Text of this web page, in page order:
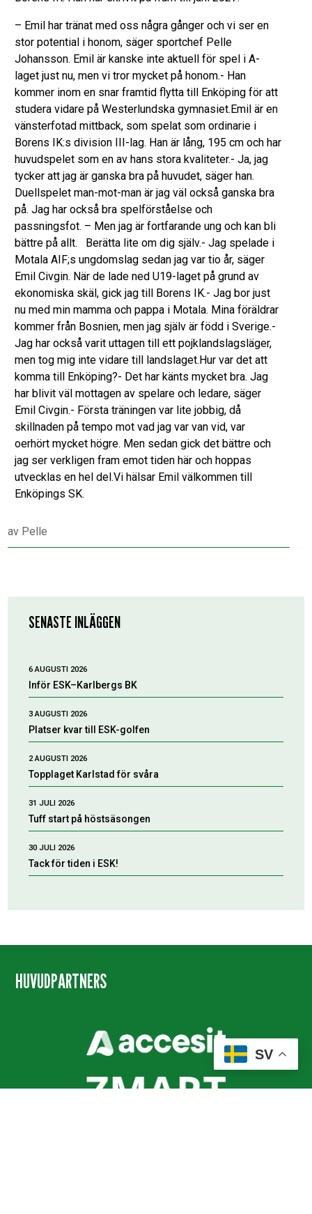
– Emil har tränat med oss några gånger och vi ser en
stor potential i honom, säger sportchef Pelle
Johansson. Emil är kanske inte aktuell för spel i A-
laget just nu, men vi tror mycket på honom.- Han
kommer inom en snar framtid flytta till Enköping för att
studera vidare på Westerlundska gymnasiet.Emil är en
vänsterfotad mittback, som spelat som ordinarie i
Borens IK:s division III-lag. Han är lång, 195 cm och har
huvudspelet som en av hans stora kvaliteter.- Ja, jag
tycker att jag är ganska bra på huvudet, säger han.
Duellspelet man-mot-man är jag väl också ganska bra
på. Jag har också bra spelförståelse och
passningsfot. – Men jag är fortfarande ung och kan bli
bättre på allt. Berätta lite om dig själv.- Jag spelade i
Motala AIF;s ungdomslag sedan jag var tio år, säger
Emil Civgin. När de lade ned U19-laget på grund av
ekonomiska skäl, gick jag till Borens IK.- Jag bor just
nu med min mamma och pappa i Motala. Mina föräldrar
kommer från Bosnien, men jag själv är född i Sverige.-
Jag har också varit uttagen till ett pojklandslagsläger,
men tog mig inte vidare till landslaget.Hur var det att
komma till Enköping?- Det har känts mycket bra. Jag
har blivit väl mottagen av spelare och ledare, säger
Emil Civgin.- Första träningen var lite jobbig, då
skillnaden på tempo mot vad jag var van vid, var
oerhört mycket högre. Men sedan gick det bättre och
jag ser verkligen fram emot tiden här och hoppas
utvecklas en hel del.Vi hälsar Emil välkommen till
Enköpings SK.
av Pelle
SENASTE INLÄGGEN
Inför ESK–Karlbergs BK
6 AUGUSTI 2026
Platser kvar till ESK-golfen
3 AUGUSTI 2026
Topplaget Karlstad för svåra
2 AUGUSTI 2026
Tuff start på höstsäsongen
31 JULI 2026
Tack för tiden i ESK!
30 JULI 2026
HUVUDPARTNERS
SV